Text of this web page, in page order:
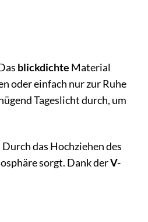
blickdichte Material
oder einfach nur zur Ruhe
Tageslicht durch, um
das Hochziehen des
sorgt. Dank derV-